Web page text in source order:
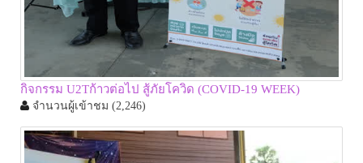
กิจกรรม U2Tก้าวต่อไป สู้ภัยโควิด (COVID-19 WEEK)
จำนวนผู้เข้าชม (2,246)